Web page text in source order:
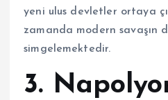
yeni ulus devletler ortaya
zamanda modern savaşın
simgelemektedir.
3.